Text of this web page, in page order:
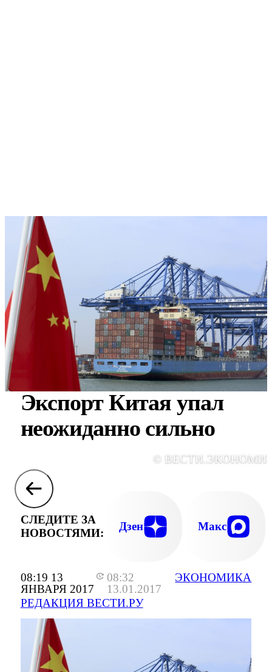
08:19 13
ЯНВАРЯ 2017
08:32
13.01.2017
РЕДАКЦИЯ ВЕСТИ.РУ
ЭКОНОМИКА
Экспорт Китая упал
неожиданно сильно
©
СЛЕДИТЕ ЗА
НОВОСТЯМИ:
Дзен Макс